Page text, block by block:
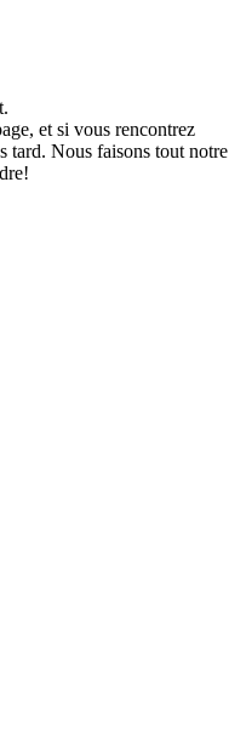
et si vous rencontrez
tard. Nous faisons tout notre